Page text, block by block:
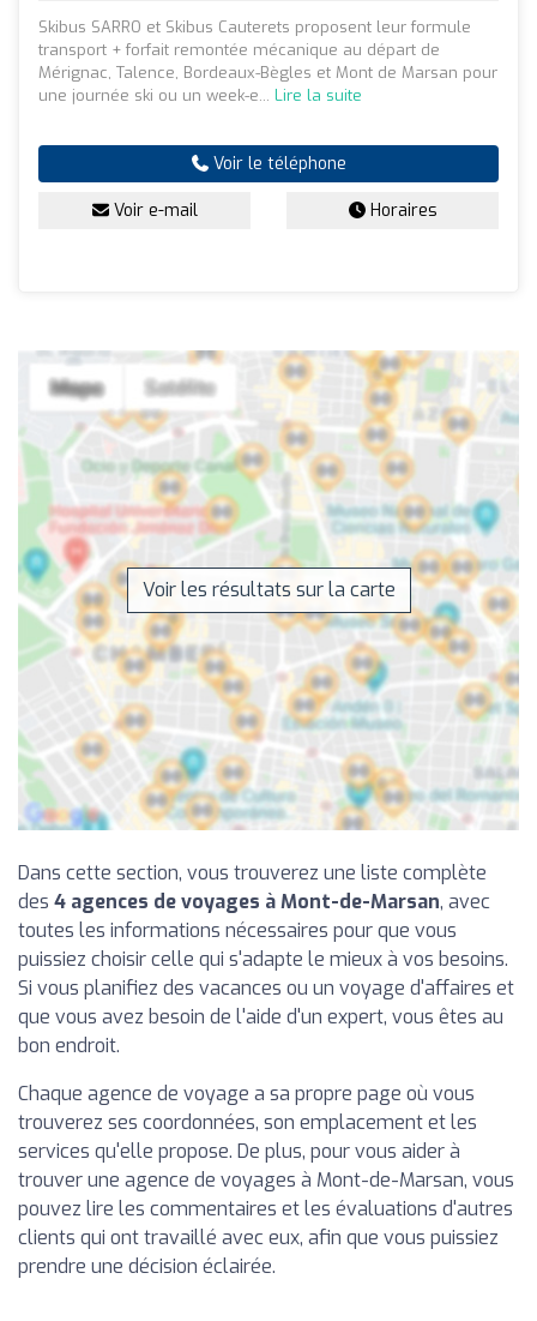
Skibus SARRO et Skibus Cauterets proposent leur formule
transport + forfait remontée mécanique au départ de
Mérignac, Talence, Bordeaux-Bègles et Mont de Marsan pour
une journée ski ou un week-e... Lire la suite
Voir le téléphone
Voir e-mail Horaires
Voir les résultats sur la carte
Dans cette section, vous trouverez une liste complète
des 4 agences de voyages à Mont-de-Marsan, avec
toutes les informations nécessaires pour que vous
puissiez choisir celle qui s'adapte le mieux à vos besoins.
Si vous planifiez des vacances ou un voyage d'affaires et
que vous avez besoin de l'aide d'un expert, vous êtes au
bon endroit.
Chaque agence de voyage a sa propre page où vous
trouverez ses coordonnées, son emplacement et les
services qu'elle propose. De plus, pour vous aider à
trouver une agence de voyages à Mont-de-Marsan, vous
pouvez lire les commentaires et les évaluations d'autres
clients qui ont travaillé avec eux, afin que vous puissiez
prendre une décision éclairée.